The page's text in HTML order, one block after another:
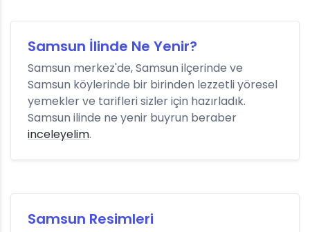
Samsun İlinde Ne Yenir?
Samsun merkez'de, Samsun ilçerinde ve
Samsun köylerinde bir birinden lezzetli yöresel
yemekler ve tarifleri sizler için hazırladık.
Samsun ilinde ne yenir buyrun beraber
inceleyelim.
Samsun Resimleri